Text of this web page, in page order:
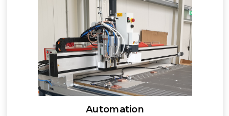
Automation